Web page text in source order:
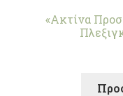
«Ακτίνα